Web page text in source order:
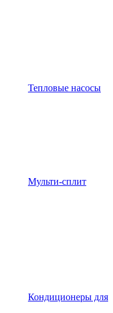
Тепловые насосы
Мульти-сплит
Кондиционеры для